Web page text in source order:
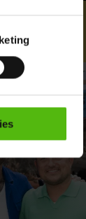
til dig.
data